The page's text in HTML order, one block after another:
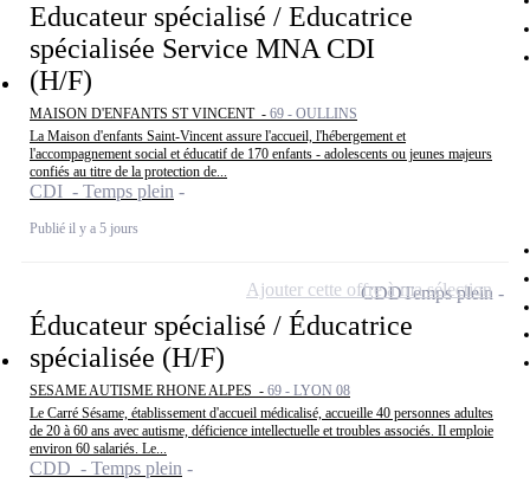
Educateur spécialisé / Educatrice
spécialisée Service MNA CDI
(H/F)
MAISON D'ENFANTS ST VINCENT - 69 - OULLINS
La Maison d'enfants Saint-Vincent assure l'accueil, l'hébergement et
l'accompagnement social et éducatif de 170 enfants - adolescents ou jeunes majeurs
confiés au titre de la protection de...
CDI - Temps plein
Publié il y a 5 jours
Éducateur spécialisé / Éducatrice
spécialisée (H/F)
SESAME AUTISME RHONE ALPES - 69 - LYON 08
Le Carré Sésame, établissement d'accueil médicalisé, accueille 40 personnes adultes
de 20 à 60 ans avec autisme, déficience intellectuelle et troubles associés. Il emploie
environ 60 salariés. Le...
CDD - Temps plein
CDDTemps plein
Ajouter cette offre à ma sélection